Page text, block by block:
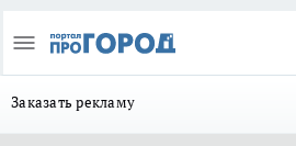
Заказать рекламу